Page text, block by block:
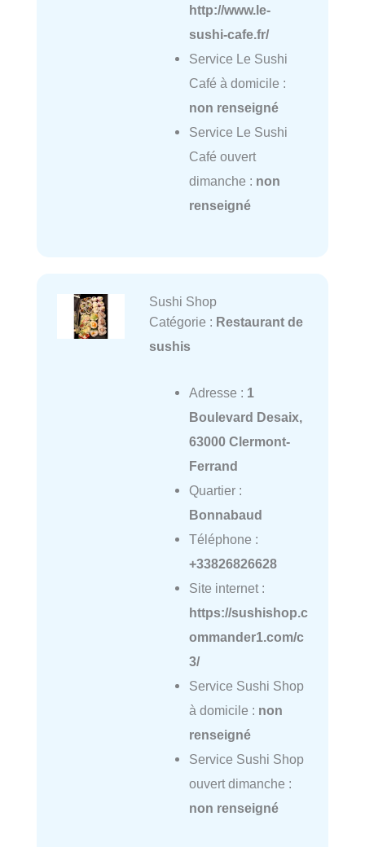
http://www.le-
sushi-cafe.fr/
Service Le Sushi
Café à domicile :
non renseigné
Service Le Sushi
Café ouvert
dimanche : non
renseigné
Sushi Shop
Catégorie : Restaurant de
sushis
Adresse : 1
Boulevard Desaix,
63000 Clermont-
Ferrand
Quartier :
Bonnabaud
Téléphone :
+33826826628
Site internet :
https://sushishop.c
ommander1.com/c
3/
Service Sushi Shop
à domicile : non
renseigné
Service Sushi Shop
ouvert dimanche :
non renseigné